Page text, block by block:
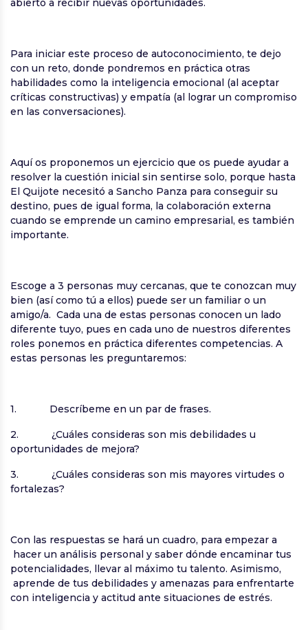
abierto a recibir nuevas oportunidades.
Para iniciar este proceso de autoconocimiento, te dejo
con un reto, donde pondremos en práctica otras
habilidades como la inteligencia emocional (al aceptar
críticas constructivas) y empatía (al lograr un compromiso
en las conversaciones).
Aquí os proponemos un ejercicio que os puede ayudar a
resolver la cuestión inicial sin sentirse solo, porque hasta
El Quijote necesitó a Sancho Panza para conseguir su
destino, pues de igual forma, la colaboración externa
cuando se emprende un camino empresarial, es también
importante.
Escoge a 3 personas muy cercanas, que te conozcan muy
bien (así como tú a ellos) puede ser un familiar o un
amigo/a. Cada una de estas personas conocen un lado
diferente tuyo, pues en cada uno de nuestros diferentes
roles ponemos en práctica diferentes competencias. A
estas personas les preguntaremos:
1. Descríbeme en un par de frases.
2. ¿Cuáles consideras son mis debilidades u
oportunidades de mejora?
3. ¿Cuáles consideras son mis mayores virtudes o
fortalezas?
Con las respuestas se hará un cuadro, para empezar a
hacer un análisis personal y saber dónde encaminar tus
potencialidades, llevar al máximo tu talento. Asimismo,
aprende de tus debilidades y amenazas para enfrentarte
con inteligencia y actitud ante situaciones de estrés.